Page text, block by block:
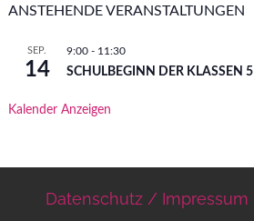
ANSTEHENDE VERANSTALTUNGEN
SEP.
14
9:00- 11:30
SCHULBEGINN DER KLASSEN
Kalender Anzeigen
Datenschutz / Impressum